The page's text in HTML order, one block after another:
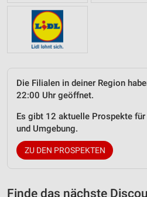
Die Filialen in deiner Region
22:00 Uhr geöffnet.
Es gibt 12 aktuelle Prospekte
und Umgebung.
ZU DEN PROSPEKTEN
Finde das nächste